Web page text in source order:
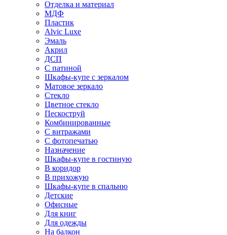
Отделка и материал
МДФ
Пластик
Alvic Luxe
Эмаль
Акрил
ДСП
С патиной
Шкафы-купе с зеркалом
Матовое зеркало
Стекло
Цветное стекло
Пескоструй
Комбинированные
С витражами
С фотопечатью
Назначение
Шкафы-купе в гостиную
В коридор
В прихожую
Шкафы-купе в спальню
Детские
Офисные
Для книг
Для одежды
На балкон